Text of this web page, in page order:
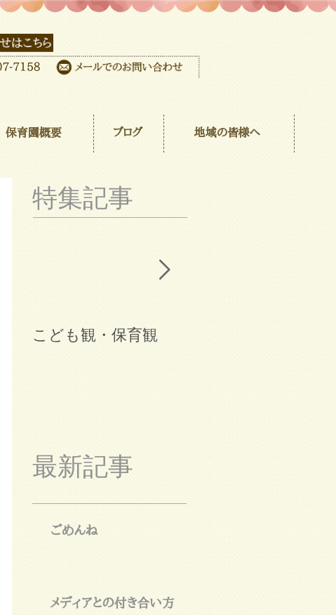
保育園概要 ブログ 地域の皆様へ
特集記事
こども観・保育観
最新記事
ごめんね
メディアとの付き合い方